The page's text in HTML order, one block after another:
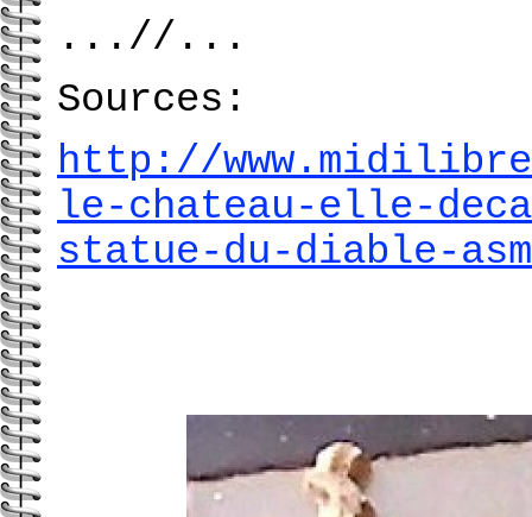
...//...
Sources:
http://
le-chateau-elle-
statue-du-diable-